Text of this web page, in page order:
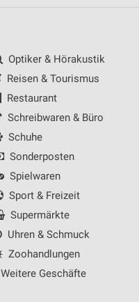
Optiker & Hörakustik
Reisen & Tourismus
Restaurant
Schreibwaren & Büro
Schuhe
Sonderposten
Spielwaren
Sport & Freizeit
Supermärkte
Uhren & Schmuck
Zoohandlungen
Weitere Geschäfte